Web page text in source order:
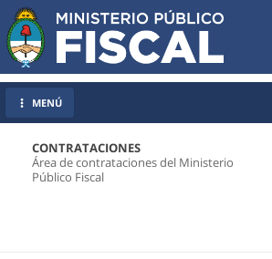
CONTRATACIONES
Área de contrataciones del Ministerio
Público Fiscal
MENÚ